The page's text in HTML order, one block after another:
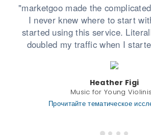
"marketgoo made the
I never knew where to start
started using this service.
doubled my traffic when I
Heather Figi
Music for Young
Прочитайте тематическое